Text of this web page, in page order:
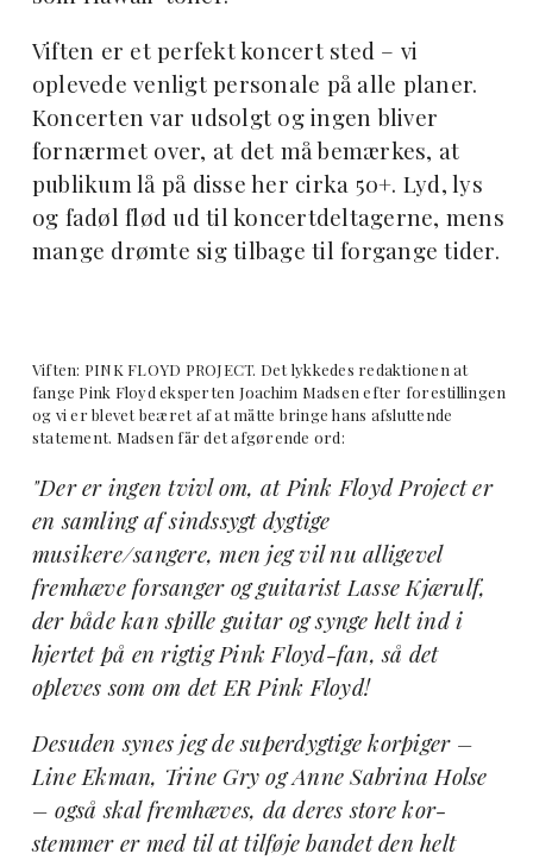
Viften er et perfekt koncert sted – vi
oplevede venligt personale på alle planer.
Koncerten var udsolgt og ingen bliver
fornærmet over, at det må bemærkes, at
publikum lå på disse her cirka 50+. Lyd, lys
og fadøl flød ud til koncertdeltagerne, mens
mange drømte sig tilbage til forgange tider.
Viften: PINK FLOYD PROJECT. Det lykkedes redaktionen at
fange Pink Floyd eksperten Joachim Madsen efter forestillingen
og vi er blevet beæret af at måtte bringe hans afsluttende
statement. Madsen får det afgørende ord:
"Der er ingen tvivl om, at Pink Floyd Project er
en samling af sindssygt dygtige
musikere/sangere, men jeg vil nu alligevel
fremhæve forsanger og guitarist Lasse Kjærulf,
der både kan spille guitar og synge helt ind i
hjertet på en rigtig Pink Floyd-fan, så det
opleves som om det ER Pink Floyd!
Desuden synes jeg de superdygtige korpiger –
Line Ekman, Trine Gry og Anne Sabrina Holse
– også skal fremhæves, da deres store kor-
stemmer er med til at tilføje bandet den helt